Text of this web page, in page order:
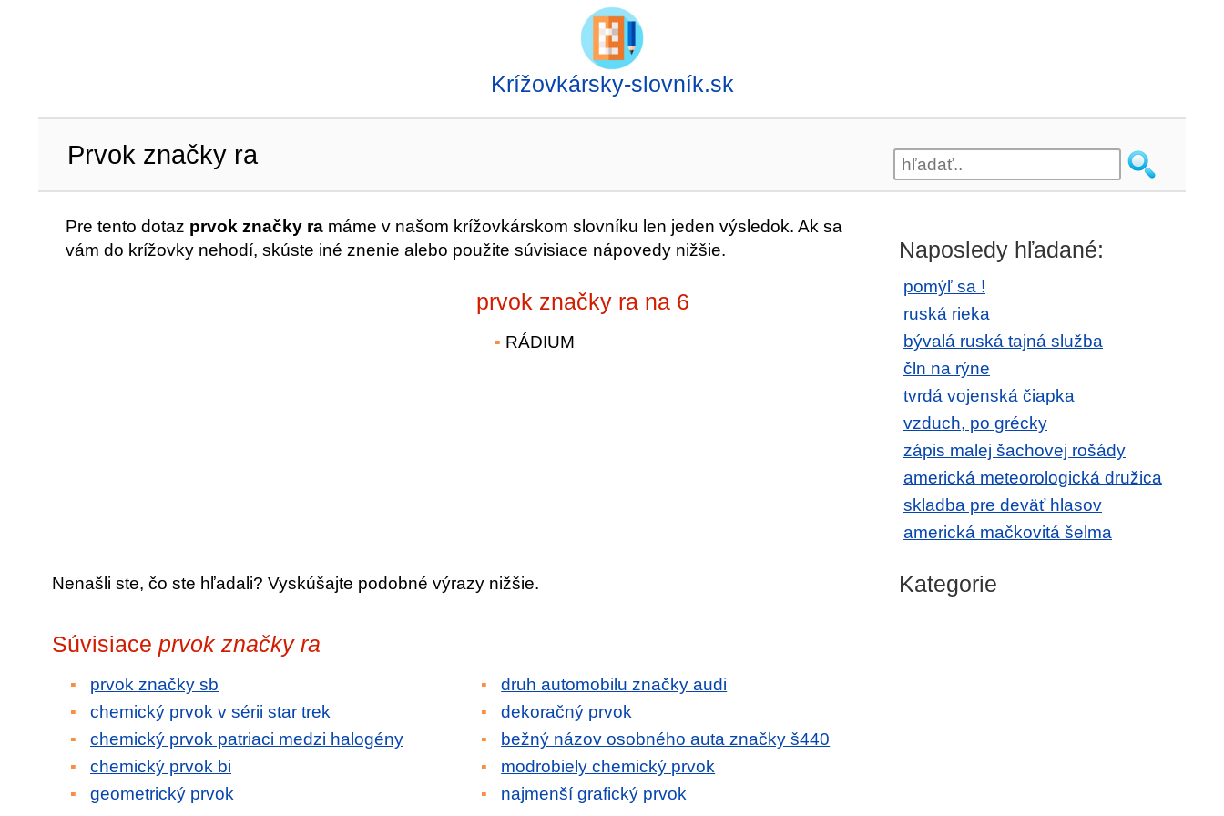
Krížovkársky-slovník.sk
Prvok značky ra
Pre tento dotaz prvok značky ra máme v našom krížovkárskom slovníku len jeden výsledok. Ak sa
vám do krížovky nehodí, skúste iné znenie alebo použite súvisiace nápovedy nižšie.
prvok značky ra na 6
RÁDIUM
Nenašli ste, čo ste hľadali? Vyskúšajte podobné výrazy nižšie.
Súvisiace prvok značky ra
prvok značky sb
chemický prvok v sérii star trek
chemický prvok patriaci medzi halogény
chemický prvok bi
geometrický prvok
druh automobilu značky audi
dekoračný prvok
bežný názov osobného auta značky š440
modrobiely chemický prvok
najmenší grafický prvok
Naposledy hľadané:
pomýľ sa !
ruská rieka
bývalá ruská tajná služba
čln na rýne
tvrdá vojenská čiapka
vzduch, po grécky
zápis malej šachovej rošády
americká meteorologická družica
skladba pre deväť hlasov
americká mačkovitá šelma
Kategorie